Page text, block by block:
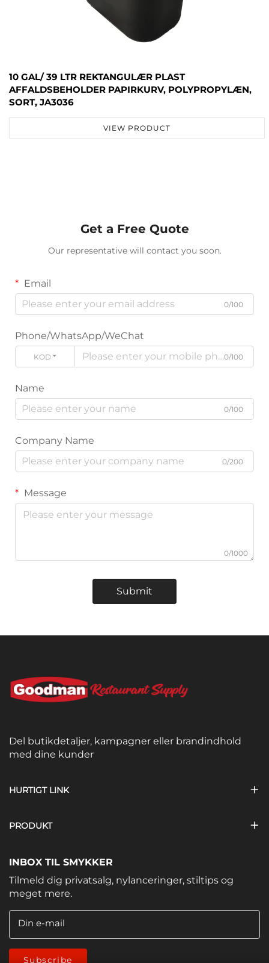
10 GAL/ 39 LTR REKTANGULÆR PLAST
AFFALDSBEHOLDER PAPIRKURV, POLYPROPYLÆN,
SORT, JA3036
VIEW PRODUCT
Get a Free Quote
Our representative will contact you soon.
Email
0/100
Phone/WhatsApp/WeChat
KODE 0/100
Name
0/100
Company Name
0/200
Message
0/1000
Submit
Del butikdetaljer, kampagner eller brandindhold
med dine kunder
HURTIGT LINK
PRODUKT
INBOX TIL SMYKKER
Tilmeld dig privatsalg, nylanceringer, stiltips og
meget mere.
Din e-mail
Subscribe